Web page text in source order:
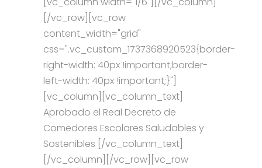
[/vc_row][vc_row
content_width="grid"
css=".vc_custom_1737368920523{border-
right-width: 40px !important;border-
left-width: 40px !important;}"]
[vc_column][vc_column_text]
Aprobado el Real Decreto de
Comedores Escolares Saludables y
Sostenibles [/vc_column_text]
[/vc_column][/vc_row][vc_row